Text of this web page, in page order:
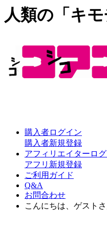
人類の「キ
購入者ログイン
購入者新規登録
アフィリエイターロ
アフリ新規登録
ご利用ガイド
Q&A
お問合わせ
こんにちは、ゲスト